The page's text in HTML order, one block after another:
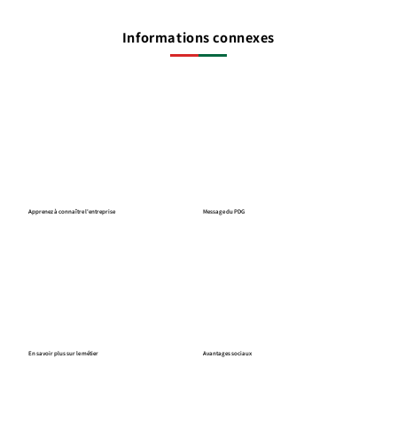
Informations connexes
Apprenez à connaître l'entreprise Message du PDG
En savoir plus sur le métier Avantages sociaux